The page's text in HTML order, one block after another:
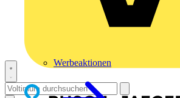
Werbeaktionen